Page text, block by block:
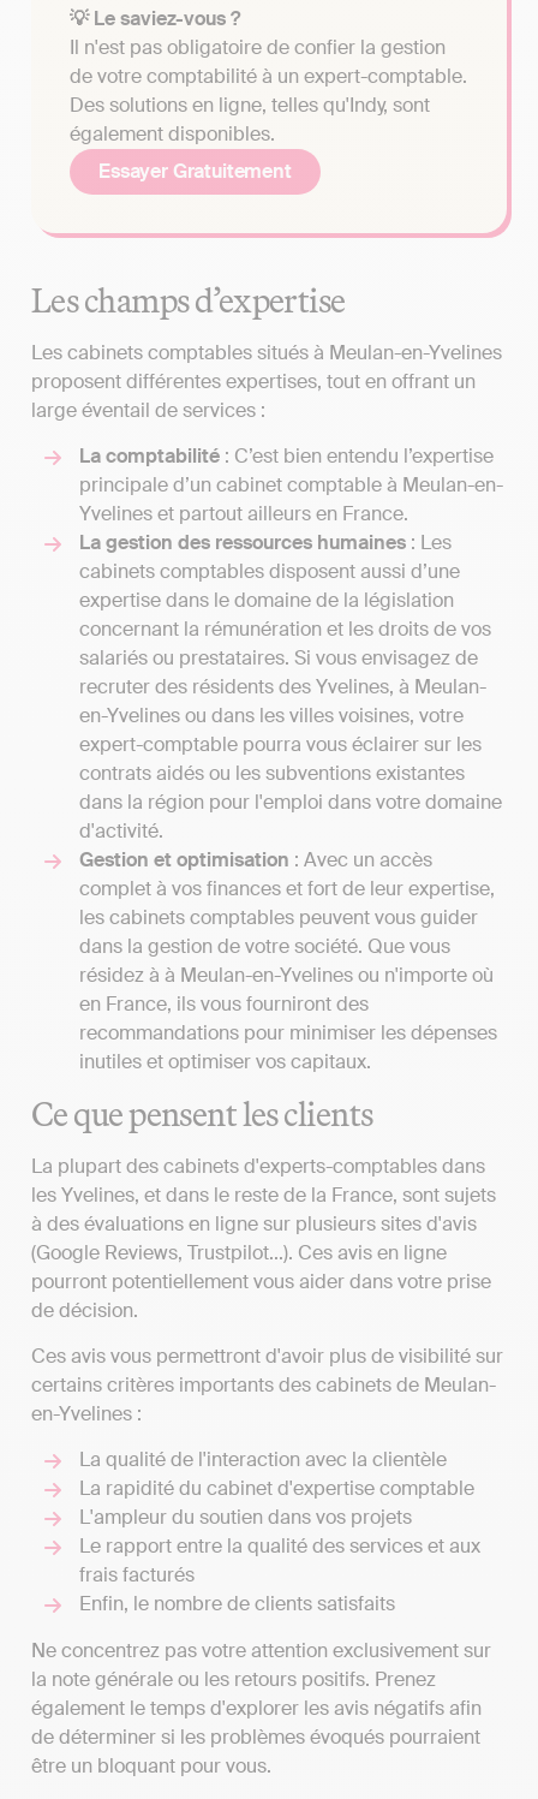
💡 Le saviez-vous ?
Il n'est pas obligatoire de confier la gestion
de votre comptabilité à un expert-comptable.
Des solutions en ligne, telles qu'Indy, sont
également disponibles.
Essayer Gratuitement
Les champs d’expertise
Les cabinets comptables situés à Meulan-en-Yvelines
proposent différentes expertises, tout en offrant un
large éventail de services :
La comptabilité : C’est bien entendu l’expertise
principale d’un cabinet comptable à Meulan-en-
Yvelines et partout ailleurs en France.
La gestion des ressources humaines : Les
cabinets comptables disposent aussi d’une
expertise dans le domaine de la législation
concernant la rémunération et les droits de vos
salariés ou prestataires. Si vous envisagez de
recruter des résidents des Yvelines, à Meulan-
en-Yvelines ou dans les villes voisines, votre
expert-comptable pourra vous éclairer sur les
contrats aidés ou les subventions existantes
dans la région pour l'emploi dans votre domaine
d'activité.
Gestion et optimisation : Avec un accès
complet à vos finances et fort de leur expertise,
les cabinets comptables peuvent vous guider
dans la gestion de votre société. Que vous
résidez à à Meulan-en-Yvelines ou n'importe où
en France, ils vous fourniront des
recommandations pour minimiser les dépenses
inutiles et optimiser vos capitaux.
Ce que pensent les clients
La plupart des cabinets d'experts-comptables dans
les Yvelines, et dans le reste de la France, sont sujets
à des évaluations en ligne sur plusieurs sites d'avis
(Google Reviews, Trustpilot...). Ces avis en ligne
pourront potentiellement vous aider dans votre prise
de décision.
Ces avis vous permettront d'avoir plus de visibilité sur
certains critères importants des cabinets de Meulan-
en-Yvelines :
La qualité de l'interaction avec la clientèle
La rapidité du cabinet d'expertise comptable
L'ampleur du soutien dans vos projets
Le rapport entre la qualité des services et aux
frais facturés
Enfin, le nombre de clients satisfaits
Ne concentrez pas votre attention exclusivement sur
la note générale ou les retours positifs. Prenez
également le temps d'explorer les avis négatifs afin
de déterminer si les problèmes évoqués pourraient
être un bloquant pour vous.